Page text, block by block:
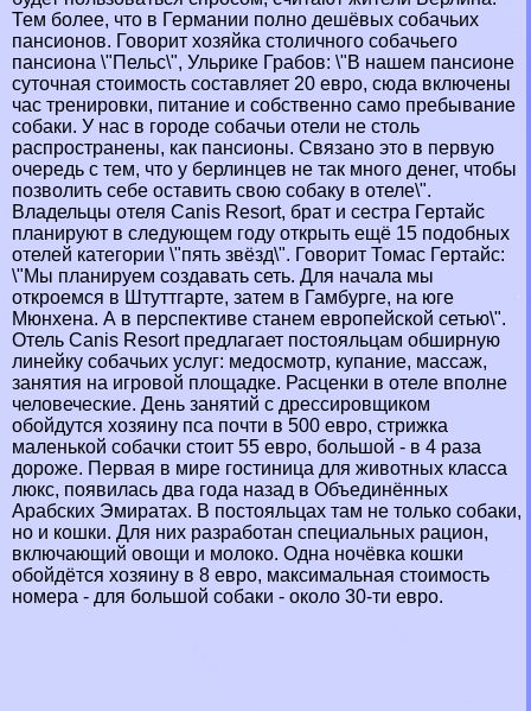
Тем более, что в Германии полно дешёвых собачьих
пансионов. Говорит хозяйка столичного собачьего
пансиона \"Пельс\", Ульрике Грабов: \"В нашем пансионе
суточная стоимость составляет 20 евро, сюда включены
час тренировки, питание и собственно само пребывание
собаки. У нас в городе собачьи отели не столь
распространены, как пансионы. Связано это в первую
очередь с тем, что у берлинцев не так много денег, чтобы
позволить себе оставить свою собаку в отеле\".
Владельцы отеля Canis Resort, брат и сестра Гертайс
планируют в следующем году открыть ещё 15 подобных
отелей категории \"пять звёзд\". Говорит Томас Гертайс:
\"Мы планируем создавать сеть. Для начала мы
откроемся в Штуттгарте, затем в Гамбурге, на юге
Мюнхена. А в перспективе станем европейской сетью\".
Отель Canis Resort предлагает постояльцам обширную
линейку собачьих услуг: медосмотр, купание, массаж,
занятия на игровой площадке. Расценки в отеле вполне
человеческие. День занятий с дрессировщиком
обойдутся хозяину пса почти в 500 евро, стрижка
маленькой собачки стоит 55 евро, большой - в 4 раза
дороже. Первая в мире гостиница для животных класса
люкс, появилась два года назад в Объединённых
Арабских Эмиратах. В постояльцах там не только собаки,
но и кошки. Для них разработан специальных рацион,
включающий овощи и молоко. Одна ночёвка кошки
обойдётся хозяину в 8 евро, максимальная стоимость
номера - для большой собаки - около 30-ти евро.